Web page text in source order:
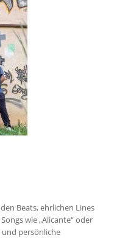
Beats, ehrlichen Lines
wie „Alicante“ oder
persönliche